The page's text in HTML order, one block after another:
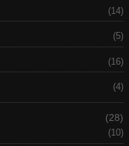
(14)
(5)
(16)
(4)
(28)
(10)